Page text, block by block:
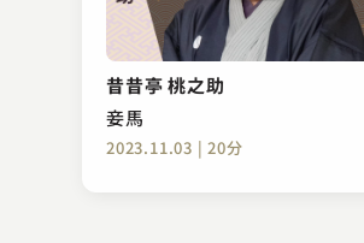
昔昔亭 桃之助
妾馬
2023.11.03 | 20分
三遊亭 歌武蔵
支度部屋外伝
2023.05.20 | 14分